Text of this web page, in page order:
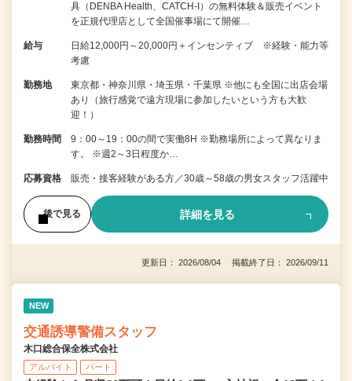
具（DENBA Health、CATCH-I）の無料体験＆販売イベント
を正規代理店として全国催事場にて開催…
給与
日給12,000円～20,000円＋インセンティブ ※経験・能力等
考慮
勤務地
東京都・神奈川県・埼玉県・千葉県 ※他にも全国に出店会場
あり（旅行感覚で遠方現場に参加したいという方も大歓
迎！）
勤務時間
9：00～19：00の間で実働8H ※勤務場所によって異なりま
す。 ※週2～3日程度か…
応募資格 販売・接客経験がある方／30歳～58歳の男女スタッフ活躍中
後で見る 詳細を見る
更新日： 2026/08/04 掲載終了日： 2026/09/11
NEW
交通誘導警備スタッフ
木口総合保全株式会社
アルバイト パート